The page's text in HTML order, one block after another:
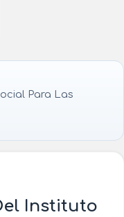
Para Las
Instituto